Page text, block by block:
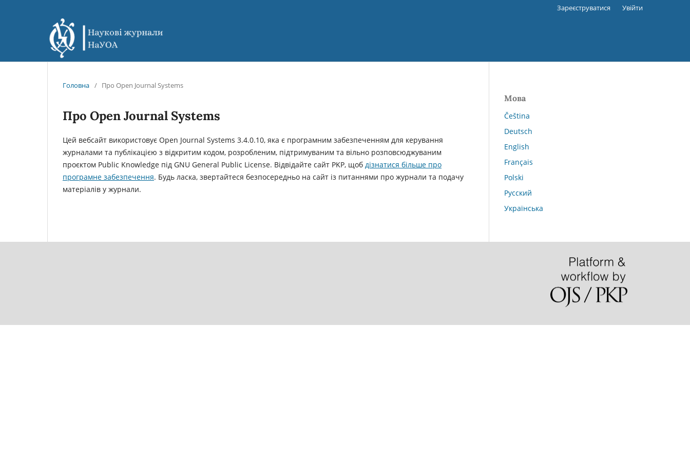
Зареєструватися Увійти
Головна / Про Open Journal Systems
Про Open Journal Systems
Цей вебсайт використовує Open Journal Systems 3.4.0.10, яка є програмним забезпеченням для керування
журналами та публікацією з відкритим кодом, розробленим, підтримуваним та вільно розповсюджуваним
проєктом Public Knowledge під GNU General Public License. Відвідайте сайт PKP, щоб дізнатися більше про
програмне забезпечення. Будь ласка, звертайтеся безпосередньо на сайт із питаннями про журнали та подачу
матеріалів у журнали.
Мова
Čeština
Deutsch
English
Français
Polski
Русский
Українська